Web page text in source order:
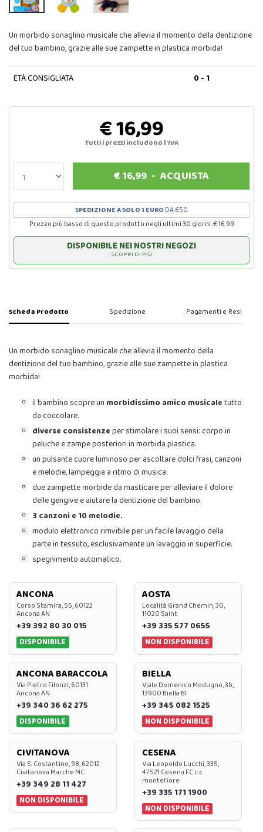
Un morbido sonaglino musicale che allevia il momento della dentizione
del tuo bambino, grazie alle sue zampette in plastica morbida!
ETÀ CONSIGLIATA 0 - 1
€ 16,99
Tutti i prezzi includono l'IVA
€16,99- ACQUISTA
SPEDIZIONE A SOLO 1 EURO DA €50
Prezzo più basso di questo prodotto negli ultimi 30 giorni: € 16.99
DISPONIBILE NEI NOSTRI NEGOZI
SCOPRI DI PIÙ
Scheda Prodotto Spedizione Pagamenti e Resi
Un morbido sonaglino musicale che allevia il momento della
dentizione del tuo bambino, grazie alle sue zampette in plastica
morbida!
il bambino scopre un morbidissimo amico musicaletutto
da coccolare.
diverse consistenzeper stimolare i suoi sensi: corpo in
peluche e zampe posteriori in morbida plastica.
un pulsante cuore luminoso per ascoltare dolci frasi, canzoni
e melodie, lampeggia a ritmo di musica.
due zampette morbide da masticare per alleviare il dolore
delle gengive e aiutare la dentizione del bambino.
3 canzoni e 10 melodie.
modulo elettronico rimvibile per un facile lavaggio della
parte in tessuto, esclusivamente un lavaggio in superficie.
spegnimento automatico.
ANCONA
Corso Stamira, 55, 60122
Ancona AN
+39 392 80 30 015
DISPONIBILE
AOSTA
Località Grand Chemin, 30,
11020 Saint
+39 335 577 0655
NON DISPONIBILE
ANCONA BARACCOLA
Via Pietro Filonzi, 60131
Ancona AN
+39 340 36 62 275
DISPONIBILE
BIELLA
Viale Domenico Modugno, 3b,
13900 Biella BI
+39 345 082 1525
NON DISPONIBILE
CIVITANOVA
Via S. Costantino, 98, 62012
Civitanova Marche MC
+39 349 28 11 427
NON DISPONIBILE
CESENA
Via Leopoldo Lucchi, 335,
47521 Cesena FC c.c.
montefiore
+39 335 171 1900
NON DISPONIBILE